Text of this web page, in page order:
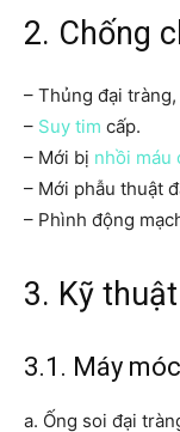
2. Chống
– Thủng đại
– Suy tim cấp.
– Mới bị nhồi máu
– Mới phẫu thuật
– Phình động
3. Kỹ thuật
3.1. Máy
a. Ống soi đại